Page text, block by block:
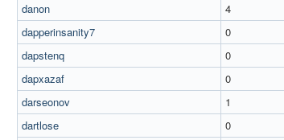
danon
4
dapperinsanity7
0
dapstenq
0
dapxazaf
0
darseonov
1
dartlose
0